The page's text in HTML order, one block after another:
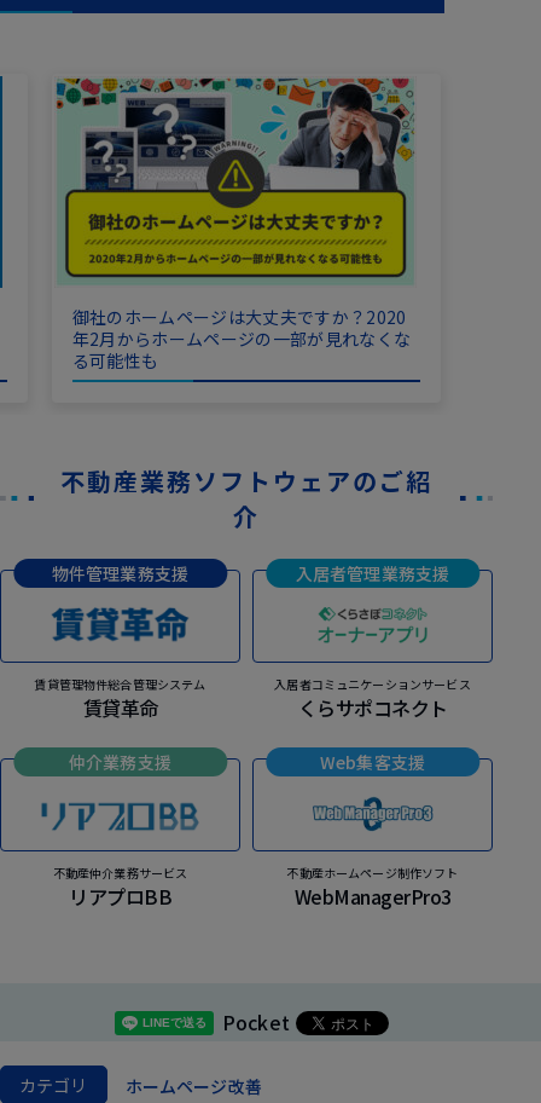
御社のホームページは大丈夫ですか？2020
年2月からホームページの一部が見れなくな
る可能性も
不動産業務ソフトウェアのご紹
介
物件管理業務支援
賃貸管理物件総合管理システム
賃貸革命
入居者管理業務支援
入居者コミュニケーションサービス
くらサポコネクト
仲介業務支援
不動産仲介業務サービス
リアプロBB
Web集客支援
不動産ホームページ制作ソフト
WebManagerPro3
Pocket
カテゴリ ホームページ改善